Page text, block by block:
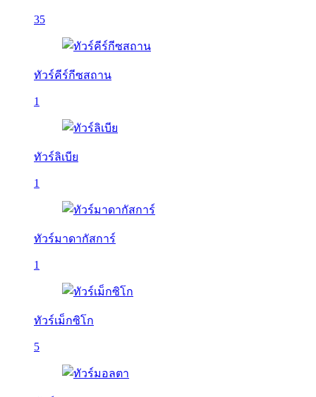
35
ทัวร์คีร์กีซสถาน
1
ทัวร์ลิเบีย
1
ทัวร์มาดากัสการ์
1
ทัวร์เม็กซิโก
5